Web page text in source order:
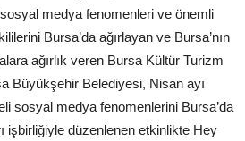
medya fenomenleri ve önemli
Bursa’da ağırlayan ve Bursa’nın
ağırlık veren Bursa Kültür Turizm
Büyükşehir Belediyesi, Nisan ayı
sosyal medya fenomenlerini Bursa’da
işbirliğiyle düzenlenen etkinlikte Hey